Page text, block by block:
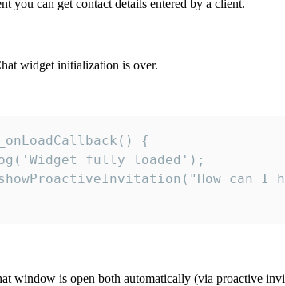
you can get contact details entered by a client.
widget initialization is over.
{
fully loaded');
can I
window is open both automatically (via proactive